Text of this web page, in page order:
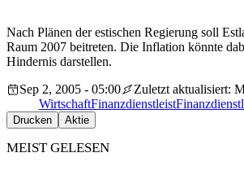
Nach Plänen der estischen Regierung soll
Raum 2007 beitreten. Die Inflation könnte
Hindernis darstellen.
Sep 2, 2005 - 05:00
Zuletzt aktualisiert:
WirtschaftFinanzdienstleist
Drucken Aktie
MEIST GELESEN